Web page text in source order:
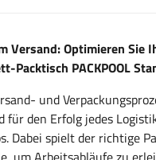
Versand: Optimieren Sie
Packtisch PACKPOOL
und
für den Erfolg jedes
Dabei spielt der richtige